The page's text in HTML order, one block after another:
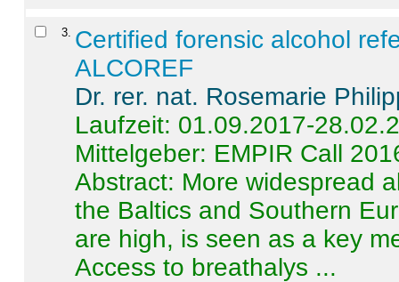
3 Certified forensic alcohol
ALCOREF
Dr. rer. nat. Rosemarie
Laufzeit: 01.09.2017-
Mittelgeber: EMPIR Call
Abstract: More widespread
the Baltics and Southern
are high, is seen as a key
Access to breathalys ...